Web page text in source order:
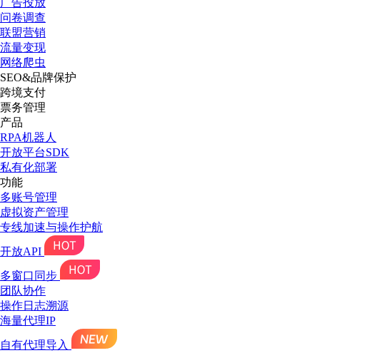
广告投放
问卷调查
联盟营销
流量变现
网络爬虫
SEO&品牌保护
跨境支付
票务管理
产品
RPA机器人
开放平台SDK
私有化部署
功能
多账号管理
虚拟资产管理
专线加速与操作护航
开放API
多窗口同步
团队协作
操作日志溯源
海量代理IP
自有代理导入